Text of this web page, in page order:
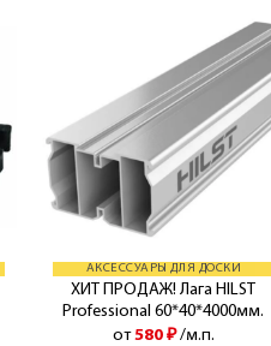
АКСЕССУАРЫ ДЛЯ ДОСКИ
ХИТ ПРОДАЖ! Лага HILST
Professional 60*40*4000мм.
от580 ₽ /м.п.